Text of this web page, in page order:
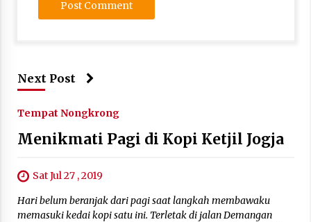
Next Post
Tempat Nongkrong
Menikmati Pagi di Kopi Ketjil Jogja
Sat Jul 27 , 2019
Hari belum beranjak dari pagi saat langkah membawaku
memasuki kedai kopi satu ini. Terletak di jalan Demangan